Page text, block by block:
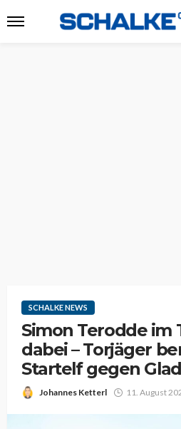
SCHALKE NEWS
Simon Terodde im
dabei – Torjäger
Startelf gegen
Johannes Ketterl 11. August